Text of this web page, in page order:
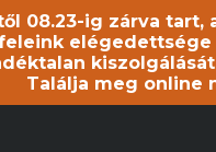
08.23-ig zárva
Találja meg online